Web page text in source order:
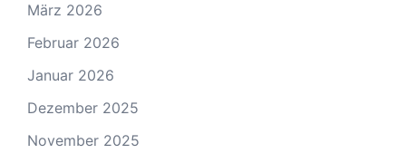
März 2026
Februar 2026
Januar 2026
Dezember 2025
November 2025